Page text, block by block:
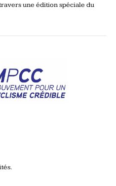
une édition spéciale du